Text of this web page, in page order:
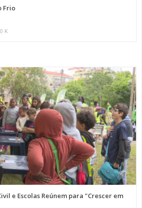
Frio
0 K
e Escolas Reúnem para "Crescer em